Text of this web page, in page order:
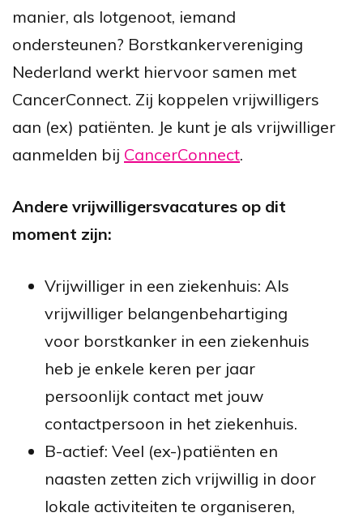
manier, als lotgenoot, iemand
ondersteunen? Borstkankervereniging
Nederland werkt hiervoor samen met
CancerConnect. Zij koppelen vrijwilligers
aan (ex) patiënten. Je kunt je als vrijwilliger
aanmelden bij CancerConnect.
Andere vrijwilligersvacatures op dit
moment zijn:
Vrijwilliger in een ziekenhuis: Als
vrijwilliger belangenbehartiging
voor borstkanker in een ziekenhuis
heb je enkele keren per jaar
persoonlijk contact met jouw
contactpersoon in het ziekenhuis.
B-actief: Veel (ex-)patiënten en
naasten zetten zich vrijwillig in door
lokale activiteiten te organiseren,